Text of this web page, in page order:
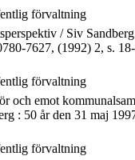
förvaltning
/ Siv
7627, (1992) 2, s.
förvaltning
och emot
: 50 år den 31 maj
förvaltning